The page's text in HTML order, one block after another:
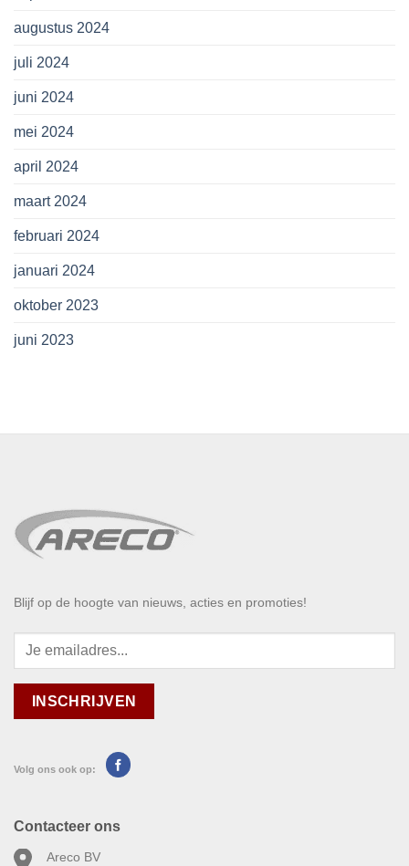
augustus 2024
juli 2024
juni 2024
mei 2024
april 2024
maart 2024
februari 2024
januari 2024
oktober 2023
juni 2023
Blijf op de hoogte van nieuws, acties en promoties!
Volg ons ook op:
Contacteer ons
Areco BV